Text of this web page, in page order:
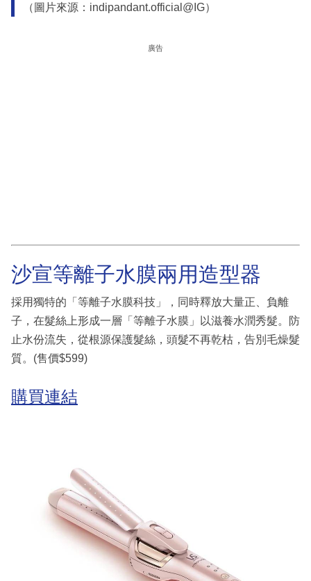
（圖片來源：indipandant.official@IG）
廣告
沙宣等離子水膜兩用造型器
採用獨特的「等離子水膜科技」，同時釋放大量正、負離
子，在髮絲上形成一層「等離子水膜」以滋養水潤秀髮。防
止水份流失，從根源保護髮絲，頭髮不再乾枯，告別毛燥髮
質。(售價$599)
購買連結